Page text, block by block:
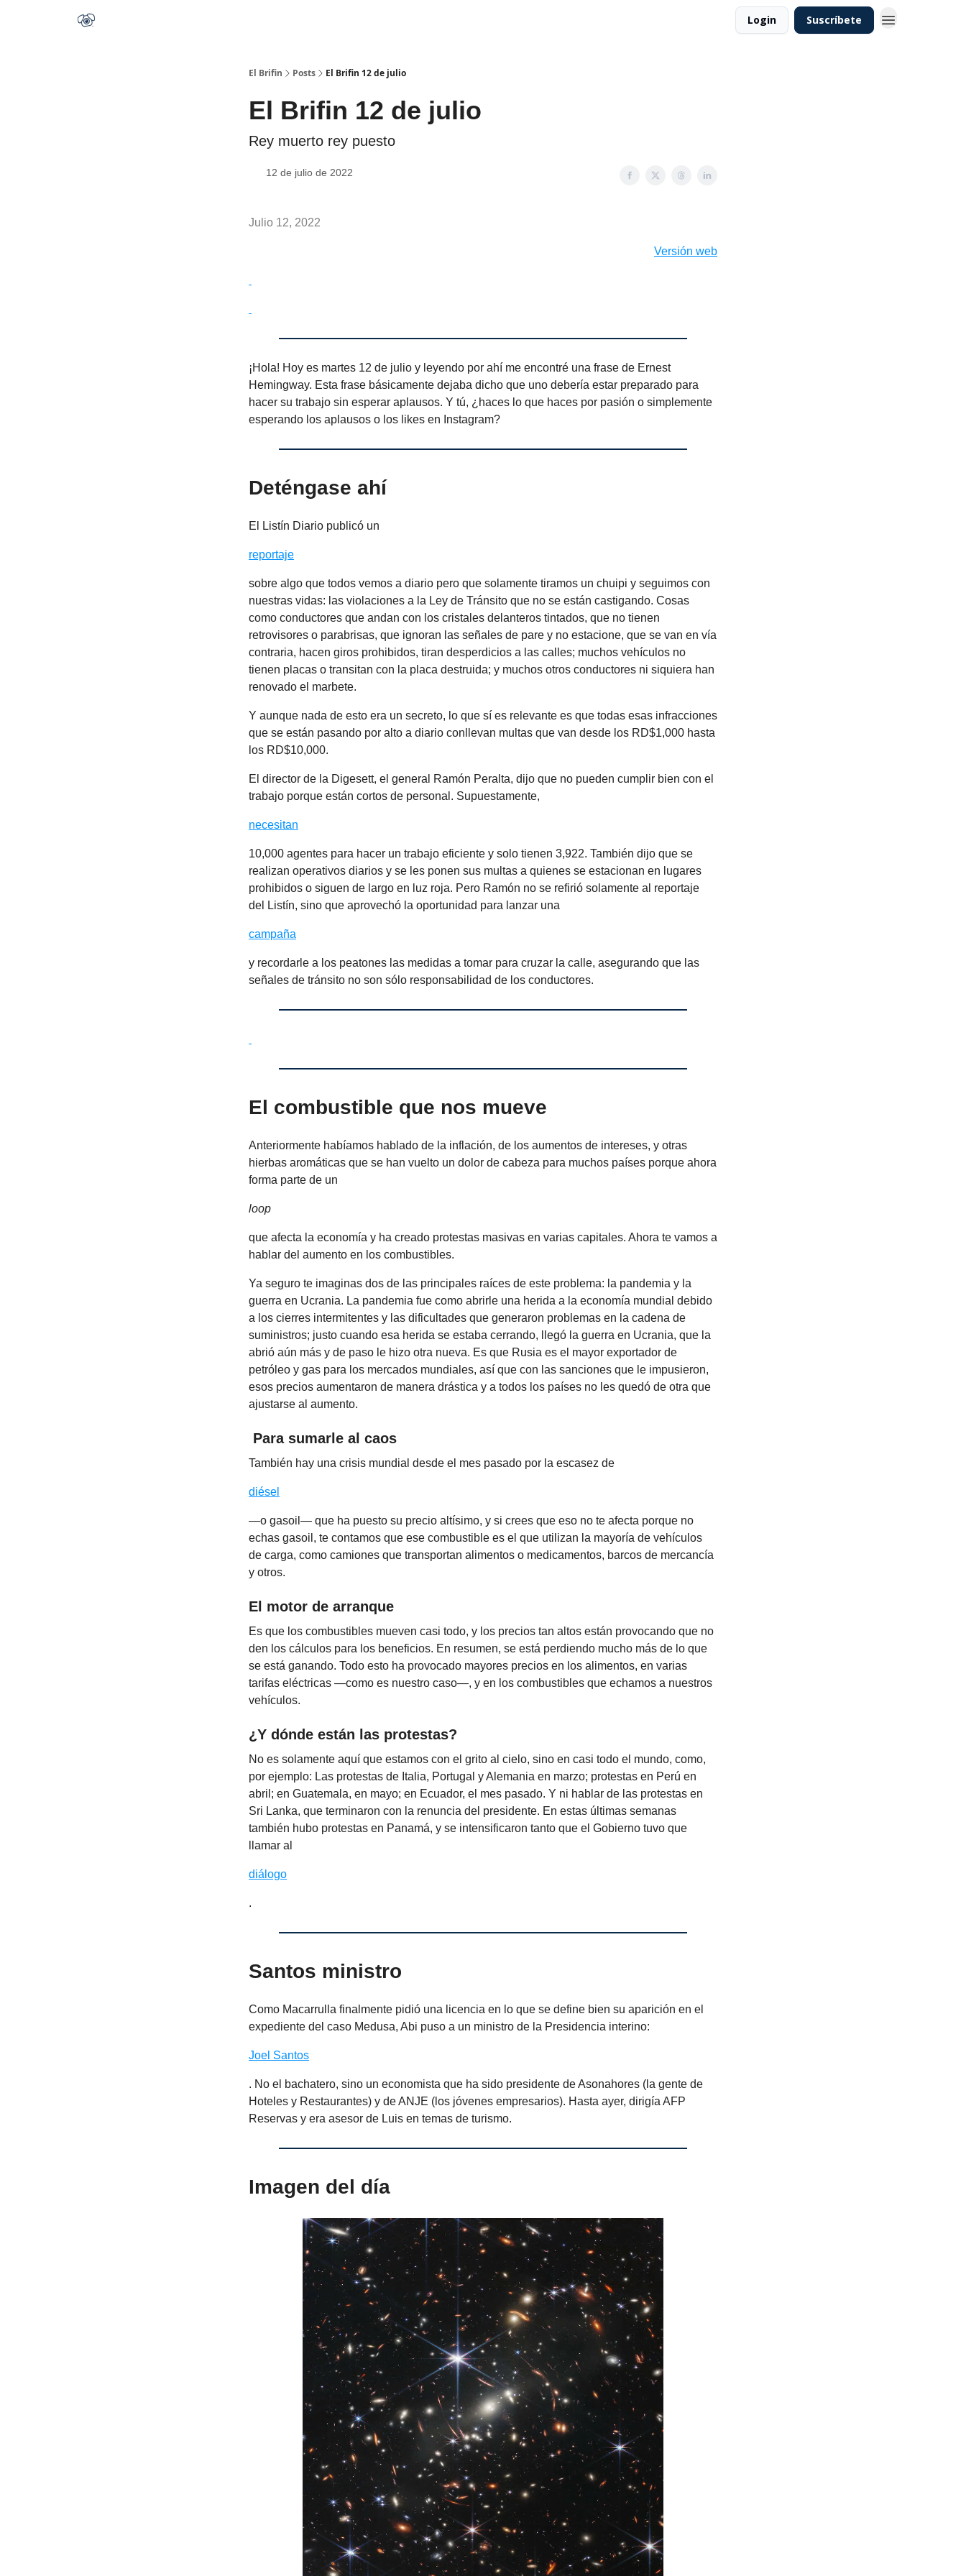
Login Suscríbete
El Brifin Posts El Brifin 12 de julio
El Brifin 12 de julio
Rey muerto rey puesto
12 de julio de 2022
Julio 12, 2022
Versión web
¡Hola! Hoy es martes 12 de julio y leyendo por ahí me encontré una frase de Ernest
Hemingway. Esta frase básicamente dejaba dicho que uno debería estar preparado para
hacer su trabajo sin esperar aplausos. Y tú, ¿haces lo que haces por pasión o simplemente
esperando los aplausos o los likes en Instagram?
Deténgase ahí
El Listín Diario publicó un
reportaje
sobre algo que todos vemos a diario pero que solamente tiramos un chuipi y seguimos con
nuestras vidas: las violaciones a la Ley de Tránsito que no se están castigando. Cosas
como conductores que andan con los cristales delanteros tintados, que no tienen
retrovisores o parabrisas, que ignoran las señales de pare y no estacione, que se van en vía
contraria, hacen giros prohibidos, tiran desperdicios a las calles; muchos vehículos no
tienen placas o transitan con la placa destruida; y muchos otros conductores ni siquiera han
renovado el marbete.
Y aunque nada de esto era un secreto, lo que sí es relevante es que todas esas infracciones
que se están pasando por alto a diario conllevan multas que van desde los RD$1,000 hasta
los RD$10,000.
El director de la Digesett, el general Ramón Peralta, dijo que no pueden cumplir bien con el
trabajo porque están cortos de personal. Supuestamente,
necesitan
10,000 agentes para hacer un trabajo eficiente y solo tienen 3,922. También dijo que se
realizan operativos diarios y se les ponen sus multas a quienes se estacionan en lugares
prohibidos o siguen de largo en luz roja. Pero Ramón no se refirió solamente al reportaje
del Listín, sino que aprovechó la oportunidad para lanzar una
campaña
y recordarle a los peatones las medidas a tomar para cruzar la calle, asegurando que las
señales de tránsito no son sólo responsabilidad de los conductores.
El combustible que nos mueve
Anteriormente habíamos hablado de la inflación, de los aumentos de intereses, y otras
hierbas aromáticas que se han vuelto un dolor de cabeza para muchos países porque ahora
forma parte de un
loop
que afecta la economía y ha creado protestas masivas en varias capitales. Ahora te vamos a
hablar del aumento en los combustibles.
Ya seguro te imaginas dos de las principales raíces de este problema: la pandemia y la
guerra en Ucrania. La pandemia fue como abrirle una herida a la economía mundial debido
a los cierres intermitentes y las dificultades que generaron problemas en la cadena de
suministros; justo cuando esa herida se estaba cerrando, llegó la guerra en Ucrania, que la
abrió aún más y de paso le hizo otra nueva. Es que Rusia es el mayor exportador de
petróleo y gas para los mercados mundiales, así que con las sanciones que le impusieron,
esos precios aumentaron de manera drástica y a todos los países no les quedó de otra que
ajustarse al aumento.
Para sumarle al caos
También hay una crisis mundial desde el mes pasado por la escasez de
diésel
—o gasoil— que ha puesto su precio altísimo, y si crees que eso no te afecta porque no
echas gasoil, te contamos que ese combustible es el que utilizan la mayoría de vehículos
de carga, como camiones que transportan alimentos o medicamentos, barcos de mercancía
y otros.
El motor de arranque
Es que los combustibles mueven casi todo, y los precios tan altos están provocando que no
den los cálculos para los beneficios. En resumen, se está perdiendo mucho más de lo que
se está ganando. Todo esto ha provocado mayores precios en los alimentos, en varias
tarifas eléctricas —como es nuestro caso—, y en los combustibles que echamos a nuestros
vehículos.
¿Y dónde están las protestas?
No es solamente aquí que estamos con el grito al cielo, sino en casi todo el mundo, como,
por ejemplo: Las protestas de Italia, Portugal y Alemania en marzo; protestas en Perú en
abril; en Guatemala, en mayo; en Ecuador, el mes pasado. Y ni hablar de las protestas en
Sri Lanka, que terminaron con la renuncia del presidente. En estas últimas semanas
también hubo protestas en Panamá, y se intensificaron tanto que el Gobierno tuvo que
llamar al
diálogo
.
Santos ministro
Como Macarrulla finalmente pidió una licencia en lo que se define bien su aparición en el
expediente del caso Medusa, Abi puso a un ministro de la Presidencia interino:
Joel Santos
. No el bachatero, sino un economista que ha sido presidente de Asonahores (la gente de
Hoteles y Restaurantes) y de ANJE (los jóvenes empresarios). Hasta ayer, dirigía AFP
Reservas y era asesor de Luis en temas de turismo.
Imagen del día